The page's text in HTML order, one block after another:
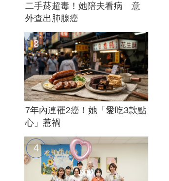
二手菸超毒！她陪夫看病 意
外查出肺腺癌
7年內連罹2癌！她「愛吃3款點
心」惹禍